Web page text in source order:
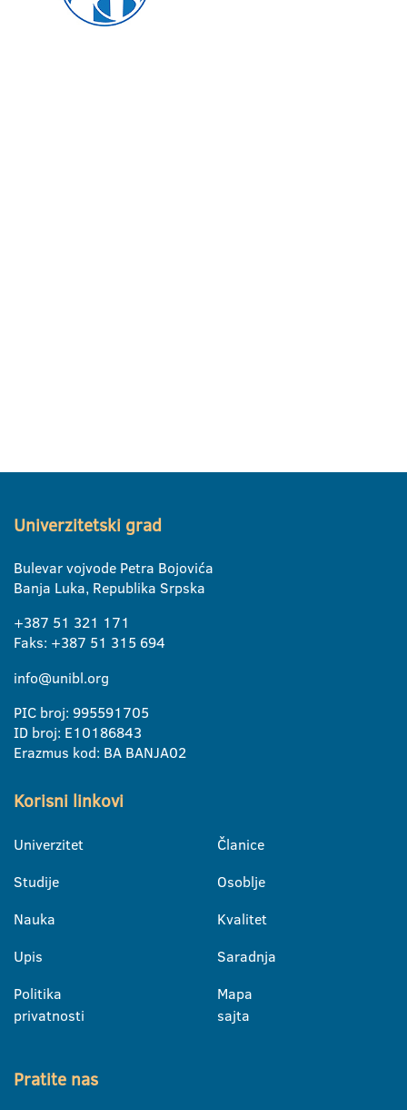
Univerzitetski grad
Bulevar vojvode Petra Bojovića
Banja Luka, Republika Srpska
+387 51 321 171
Faks: +387 51 315 694
info@unibl.org
PIC broj: 995591705
ID broj: E10186843
Erazmus kod: BA BANJA02
Korisni linkovi
Univerzitet
Studije
Nauka
Upis
Politika
privatnosti
Članice
Osoblje
Kvalitet
Saradnja
Mapa
sajta
Pratite nas